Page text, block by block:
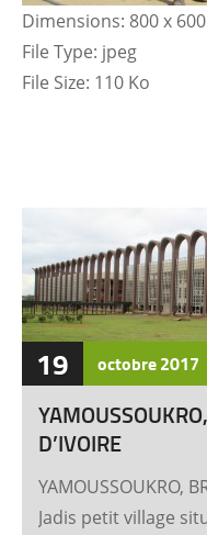
Dimensions: 800 x 600
File Type: jpeg
File Size: 110 Ko
19 octobre2017
D’IVOIRE
YAMOUSSOUKRO,
Jadis petit village